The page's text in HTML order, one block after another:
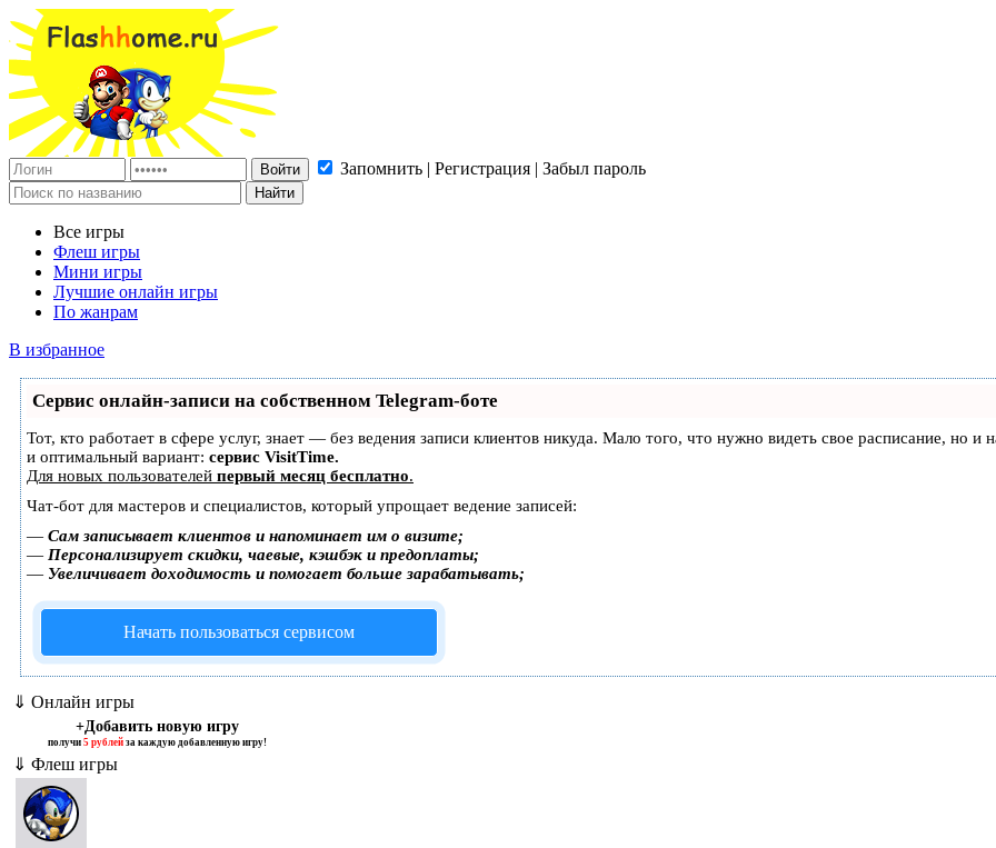
Запомнить | Регистрация | Забыл пароль
Все игры
Флеш игры
Мини игры
Лучшие онлайн игры
По жанрам
В избранное
Сервис онлайн-записи на собственном Telegram-боте
Тот, кто работает в сфере услуг, знает — без ведения записи клиентов никуда. Мало того, что нужно видеть свое расписание,
и оптимальный вариант: сервис VisitTime.
Для новых пользователей первый месяц бесплатно.
Чат-бот для мастеров и специалистов, который упрощает ведение записей:
— Сам записывает клиентов и напоминает им о визите;
— Персонализирует скидки, чаевые, кэшбэк и предоплаты;
— Увеличивает доходимость и помогает больше зарабатывать;
Начать пользоваться сервисом
⇓ Онлайн игры
+Добавить новую игру
получи 5 рублейза каждую добавленную игру!
⇓ Флеш игры